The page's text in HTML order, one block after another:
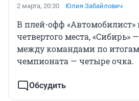
2 марта, 20:30 Юлия Забайлович
В плей-офф
четвертого места, «Сибирь»
между командами по итогам
чемпионата — четыре очка.
Обсудить